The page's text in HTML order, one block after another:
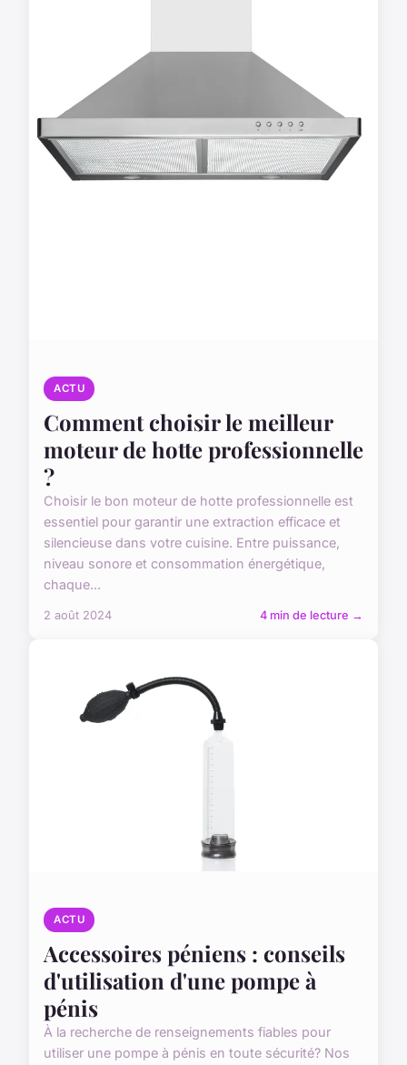
ACTU
Comment choisir le meilleur
moteur de hotte professionnelle
?
Choisir le bon moteur de hotte professionnelle est
essentiel pour garantir une extraction efficace et
silencieuse dans votre cuisine. Entre puissance,
niveau sonore et consommation énergétique,
chaque...
2 août 2024 4 min de lecture →
ACTU
Accessoires péniens : conseils
d'utilisation d'une pompe à
pénis
À la recherche de renseignements fiables pour
utiliser une pompe à pénis en toute sécurité? Nos